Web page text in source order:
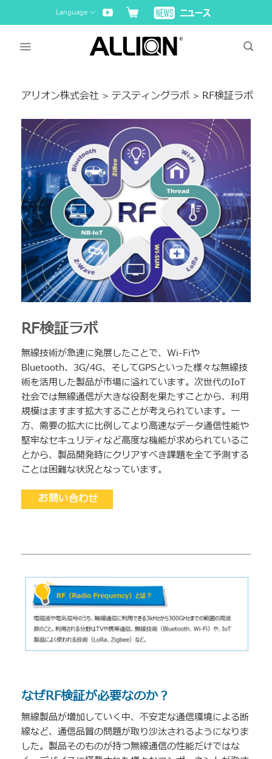
to
Language
アリオン株式会社> テスティングラボ> RF検証ラボ
RF検証ラボ
無線技術が急速に発展したことで、Wi-Fiや
Bluetooth、3G/4G、そしてGPSといった様々な無線技
術を活用した製品が市場に溢れています。次世代のIoT
社会では無線通信が大きな役割を果たすことから、利用
規模はますます拡大することが考えられています。一
方、需要の拡大に比例してより高速なデータ通信性能や
堅牢なセキュリティなど高度な機能が求められているこ
とから、製品開発時にクリアすべき課題を全て予測する
ことは困難な状況となっています。
お問い合わせ
なぜRF検証が必要なのか？
無線製品が増加していく中、不安定な通信環境による断
線など、通信品質の問題が取り沙汰されるようになりま
した。製品そのものが持つ無線通信の性能だけではな